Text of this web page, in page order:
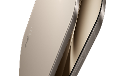
Беларусь |